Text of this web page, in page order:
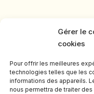
Gérer le
cookies
Pour offrir les meilleures
technologies telles que les
informations des appareils.
nous permettra de traiter
CONTACTEZ
Contactez
nous ! 🏌️
Identité*
Prénom